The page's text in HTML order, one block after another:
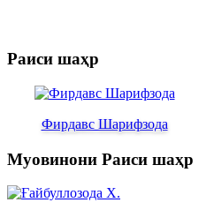
Раиси шаҳр
Фирдавс Шарифзода
Муовинони Раиси шаҳр